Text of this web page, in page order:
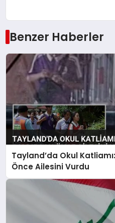
Benzer Haberler
Tayland’da Okul
Önce Ailesini Vurdu